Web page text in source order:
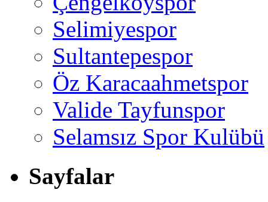
Selimiyespor
Sultantepespor
Öz Karacaahmetspor
Valide Tayfunspor
Selamsız Spor Kulübü
Sayfalar